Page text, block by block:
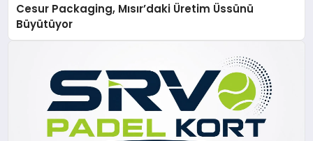
Cesur Packaging, Mısır’daki Üretim Üssünü
Büyütüyor